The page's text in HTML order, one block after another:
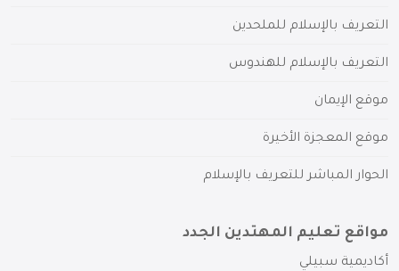
التعريف بالإسلام للملحدين
التعريف بالإسلام للهندوس
موقع الإيمان
موقع المعجزة الأخيرة
الحوار المباشر للتعريف بالإسلام
مواقع تعليم المهتدين الجدد
أكاديمية سبيلي